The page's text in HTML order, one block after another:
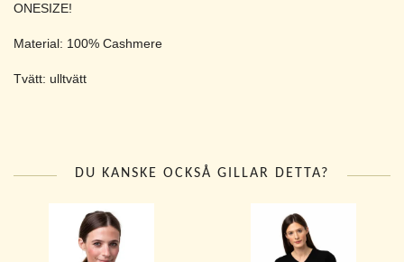
ONESIZE!
Material: 100% Cashmere
Tvätt: ulltvätt
DU KANSKE OCKSÅ GILLAR DETTA?